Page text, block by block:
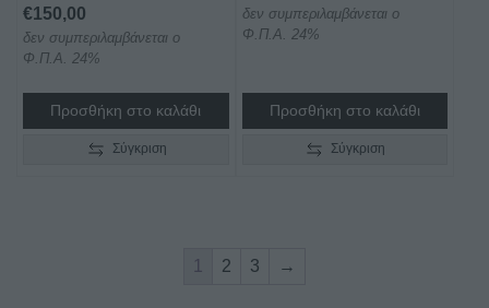
€150,00
δεν συμπεριλαμβάνεται ο
Φ.Π.Α. 24%
Προσθήκη στο καλάθι
Σύγκριση
δεν συμπεριλαμβάνεται ο
Φ.Π.Α. 24%
Προσθήκη στο καλάθι
Σύγκριση
1 2 3 →